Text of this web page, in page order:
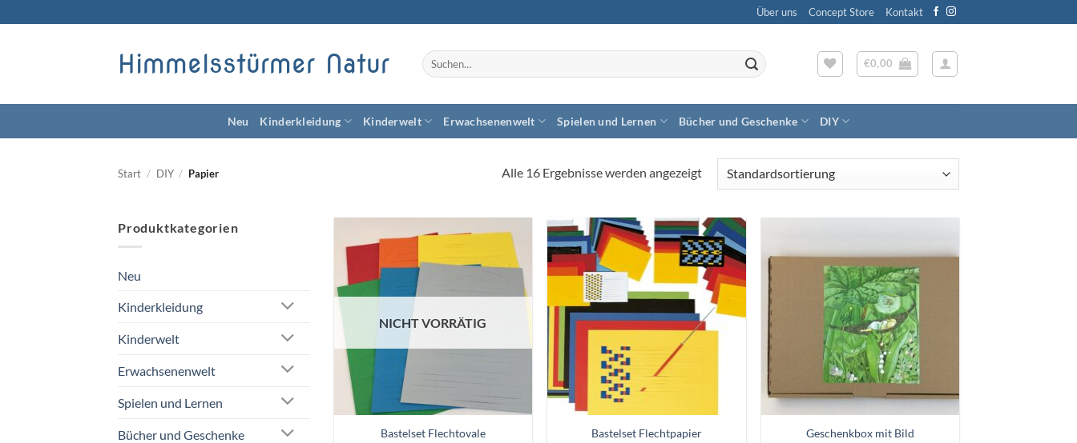
Inhalt
Über uns Concept Store Kontakt
Himmelsstürmer Natur
Suchen
nach:
€0,00
Neu Kinderkleidung Kinderwelt Erwachsenenwelt Spielen und Lernen Bücher und Geschenke DIY
Start / DIY / Papier Alle 16 Ergebnisse werden angezeigt
Produktkategorien
Neu
Kinderkleidung
Kinderwelt
Erwachsenenwelt
Spielen und Lernen
Bücher und Geschenke
Zum
Wunschzettel
NICHT VORRÄTIG
Bastelset Flechtovale
Zum
Wunschzettel
hinzufügen
Bastelset Flechtpapier
Wunschzettel
hinzufügen
Geschenkbox mit Bild